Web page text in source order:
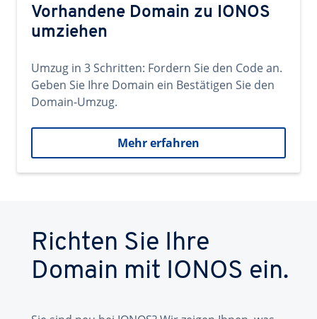
Vorhandene Domain zu IONOS
umziehen
Umzug in 3 Schritten: Fordern Sie den Code an.
Geben Sie Ihre Domain ein Bestätigen Sie den
Domain-Umzug.
Mehr erfahren
Richten Sie Ihre
Domain mit IONOS ein.